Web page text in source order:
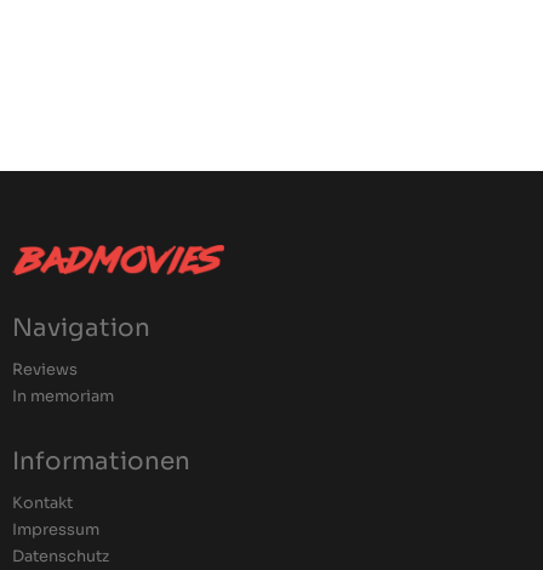
Navigation
Reviews
In memoriam
Informationen
Kontakt
Impressum
Datenschutz